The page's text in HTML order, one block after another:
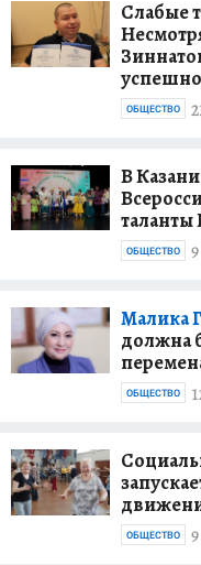
Слабые
ОБЩЕСТВО
В
таланты
ОБЩЕСТВО
Малика
должна
ОБЩЕСТВО
ОБЩЕСТВО